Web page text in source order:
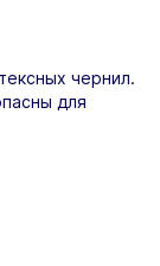
чернил.
для